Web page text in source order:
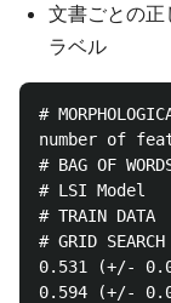
文書ごとの
ラベル
#
number of
# BAG OF
# LSI Model
# TRAIN DATA
# GRID SEARCH
0.531 (+/-
0.594 (+/-